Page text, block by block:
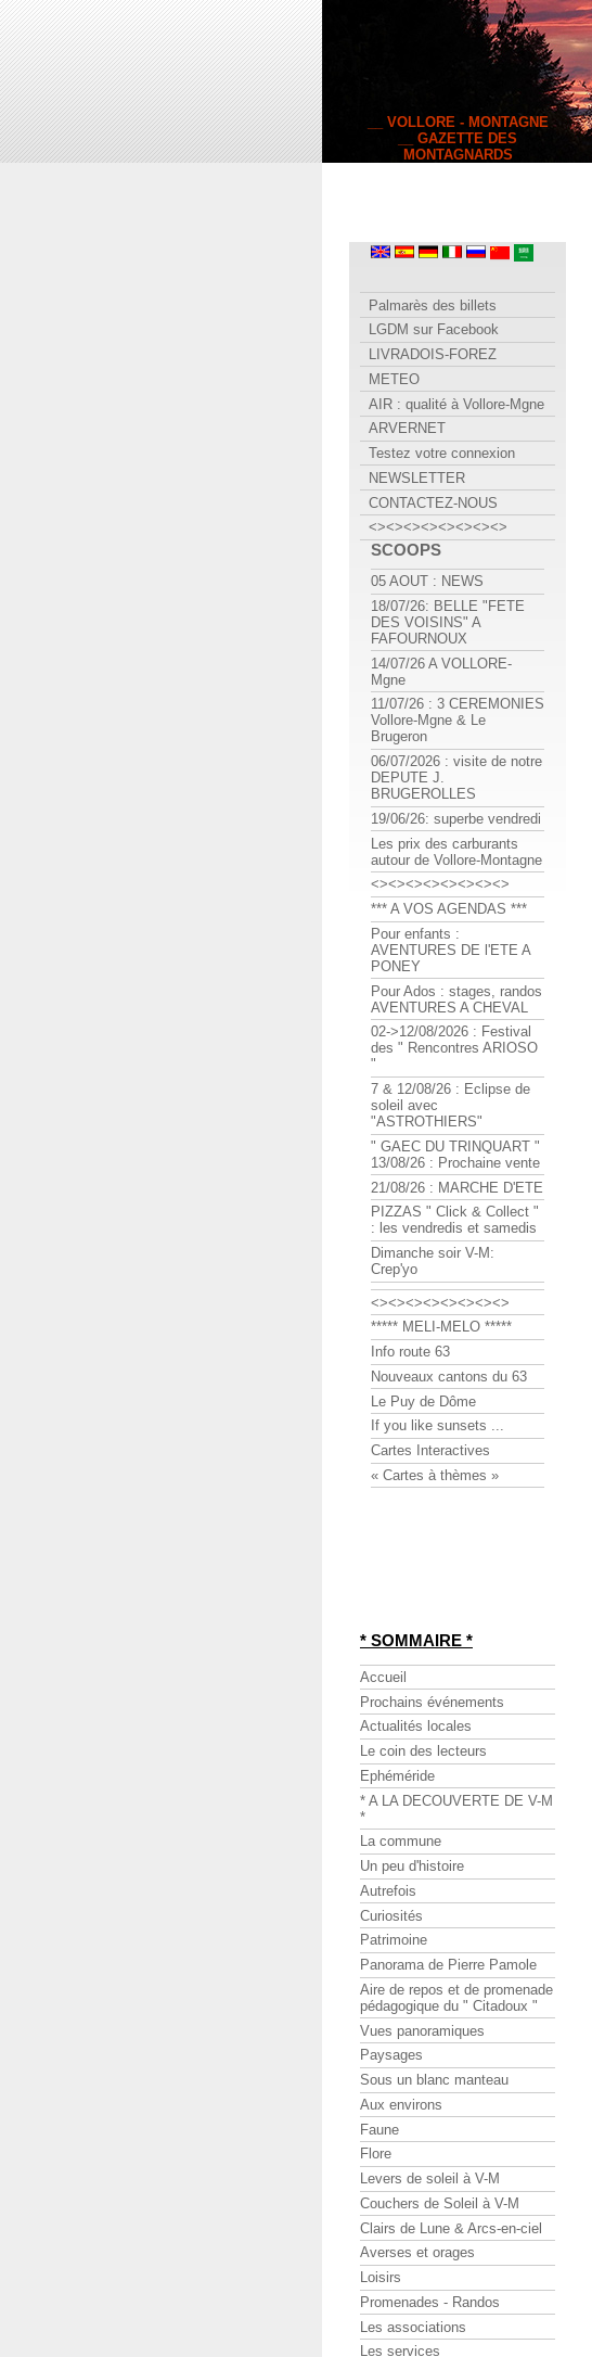
__ VOLLORE - MONTAGNE
__ GAZETTE DES
MONTAGNARDS
Palmarès des billets
LGDM sur Facebook
LIVRADOIS-FOREZ
METEO
AIR : qualité à Vollore-Mgne
ARVERNET
Testez votre connexion
NEWSLETTER
CONTACTEZ-NOUS
<><><><><><><><>
SCOOPS
05 AOUT : NEWS
18/07/26: BELLE "FETE
DES VOISINS" A
FAFOURNOUX
14/07/26 A VOLLORE-
Mgne
11/07/26 : 3 CEREMONIES
Vollore-Mgne & Le
Brugeron
06/07/2026 : visite de notre
DEPUTE J.
BRUGEROLLES
19/06/26: superbe vendredi
Les prix des carburants
autour de Vollore-Montagne
<><><><><><><><>
*** A VOS AGENDAS ***
Pour enfants :
AVENTURES DE l'ETE A
PONEY
Pour Ados : stages, randos
AVENTURES A CHEVAL
02->12/08/2026 : Festival
des " Rencontres ARIOSO
"
7 & 12/08/26 : Eclipse de
soleil avec
"ASTROTHIERS"
" GAEC DU TRINQUART "
13/08/26 : Prochaine vente
21/08/26 : MARCHE D'ETE
PIZZAS " Click & Collect "
: les vendredis et samedis
Dimanche soir V-M:
Crep'yo
<><><><><><><><>
***** MELI-MELO *****
Info route 63
Nouveaux cantons du 63
Le Puy de Dôme
If you like sunsets ...
Cartes Interactives
« Cartes à thèmes »
* SOMMAIRE *
Accueil
Prochains événements
Actualités locales
Le coin des lecteurs
Ephéméride
* A LA DECOUVERTE DE V-M
*
La commune
Un peu d'histoire
Autrefois
Curiosités
Patrimoine
Panorama de Pierre Pamole
Aire de repos et de promenade
pédagogique du " Citadoux "
Vues panoramiques
Paysages
Sous un blanc manteau
Aux environs
Faune
Flore
Levers de soleil à V-M
Couchers de Soleil à V-M
Clairs de Lune & Arcs-en-ciel
Averses et orages
Loisirs
Promenades - Randos
Les associations
Les services